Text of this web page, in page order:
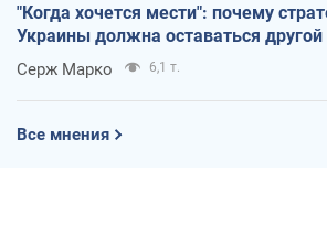
"Когда хочется мести": почему
Украины должна оставаться другой
Серж Марко 6,1 т.
Все мнения